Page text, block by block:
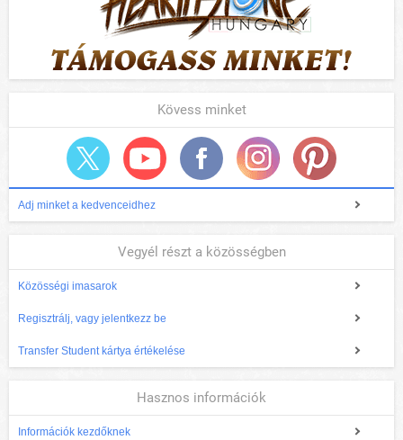
Kövess minket
Adj minket a kedvenceidhez
Vegyél részt a közösségben
Közösségi imasarok
Regisztrálj, vagy jelentkezz be
Transfer Student kártya értékelése
Hasznos információk
Információk kezdőknek